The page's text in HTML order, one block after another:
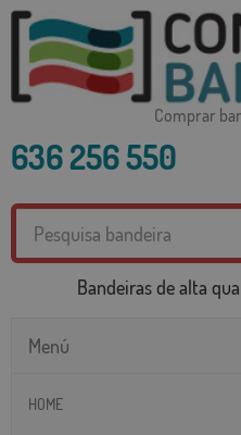
Comprar
636 256 550
Bandeiras de alta
Menú
HOME